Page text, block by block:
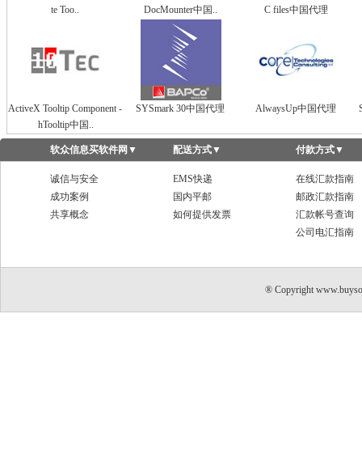
te Too..
DocMounter中国..
C files中国代理
ActiveX Tooltip Component -
hTooltip中国..
SYSmark 30中国代理 AlwaysUp中国代理
软众信息买软件网 ▼ 配送方式▼ 付款方式▼
诚信与安全 EMS快递
在线汇款指南
成功案例
国内平邮
邮政汇款指南
共享概念
如何提供发票
汇款帐号查询
公司电汇指南
® Copyright